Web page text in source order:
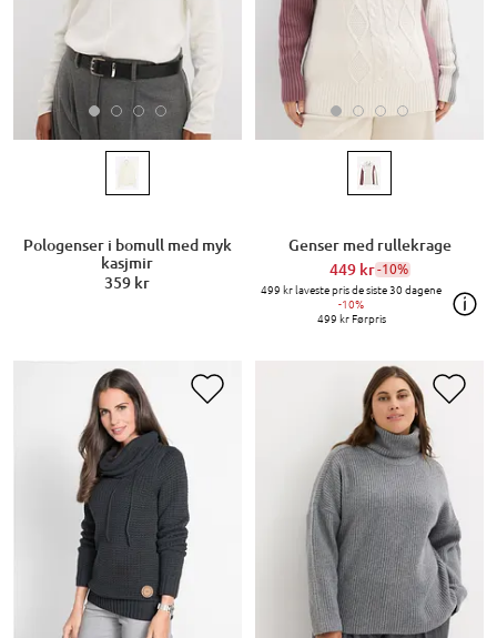
Pologenser i bomull med myk
kasjmir
359 kr
Genser med rullekrage
449 kr-10%
499 krlaveste pris de siste 30 dagene
-10%
499 krFørpris